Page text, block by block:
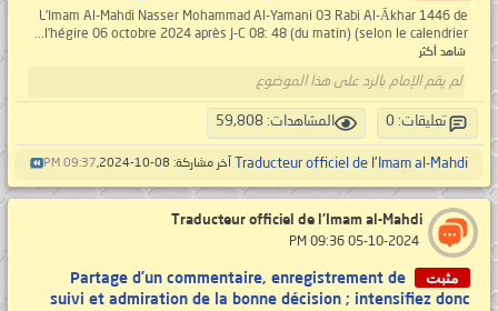
L’Imam Al-Mahdi Nasser Mohammad Al-Yamani 03 Rabi Al-Ākhar 1446 de
l’hégire 06 octobre 2024 après J-C 08: 48 (du matin) (selon le calendrier...
شاهد أكثر
لم يقم الإمام بالرد على هذا الموضوع
تعليقات: 0 المشاهدات: 59,808
Traducteur officiel de l'Imam al-Mahdi آخر مشاركة: 08-10-2024, 09:37 PM
Traducteur officiel de l'Imam al-Mahdi
مثبت
Partage d’un commentaire, enregistrement de
suivi et admiration de la bonne décision ; intensifiez donc